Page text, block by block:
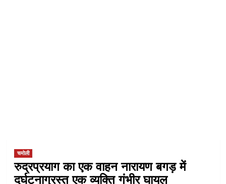
चमोली
रुद्रप्रयाग का एक वाहन नारायण बगड़ में
दुर्घटनाग्रस्त एक व्यक्ति गंभीर घायल